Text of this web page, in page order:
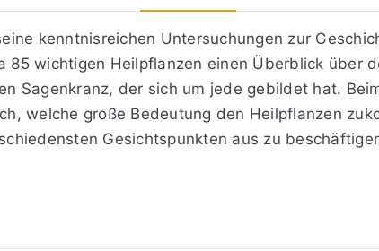
kenntnisreichen Untersuchungen zur
85 wichtigen Heilpflanzen einen Überblick über
Sagenkranz, der sich um jede gebildet hat.
welche große Bedeutung den Heilpflanzen
Gesichtspunkten aus zu